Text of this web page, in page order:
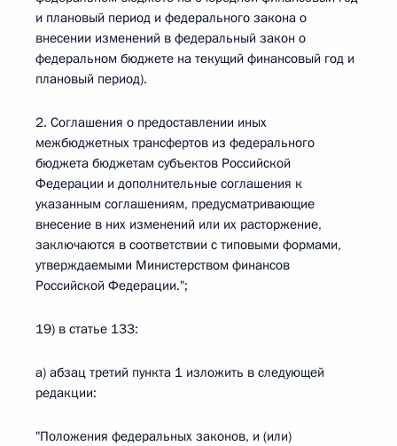
и плановый период и федерального закона о
внесении изменений в федеральный закон о
федеральном бюджете на текущий финансовый год и
плановый период).
2. Соглашения о предоставлении иных
межбюджетных трансфертов из федерального
бюджета бюджетам субъектов Российской
Федерации и дополнительные соглашения к
указанным соглашениям, предусматривающие
внесение в них изменений или их расторжение,
заключаются в соответствии с типовыми формами,
утверждаемыми Министерством финансов
Российской Федерации.";
19) в статье 133:
а) абзац третий пункта 1 изложить в следующей
редакции:
"Положения федеральных законов, и (или)